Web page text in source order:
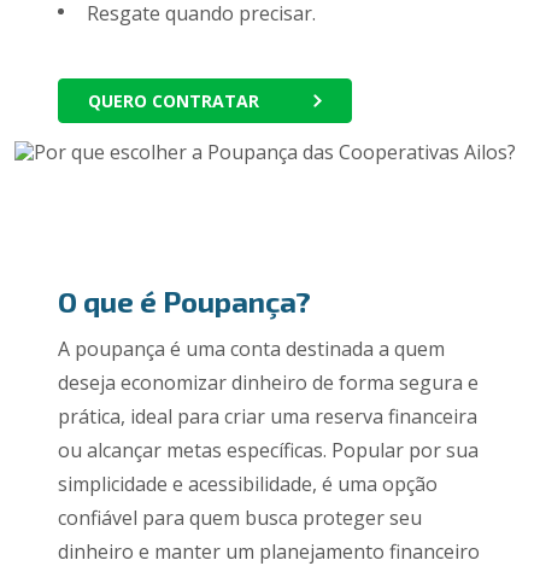
Resgate quando precisar.
QUERO CONTRATAR
O que é Poupança?
A poupança é uma conta destinada a quem
deseja economizar dinheiro de forma segura e
prática, ideal para criar uma reserva financeira
ou alcançar metas específicas. Popular por sua
simplicidade e acessibilidade, é uma opção
confiável para quem busca proteger seu
dinheiro e manter um planejamento financeiro